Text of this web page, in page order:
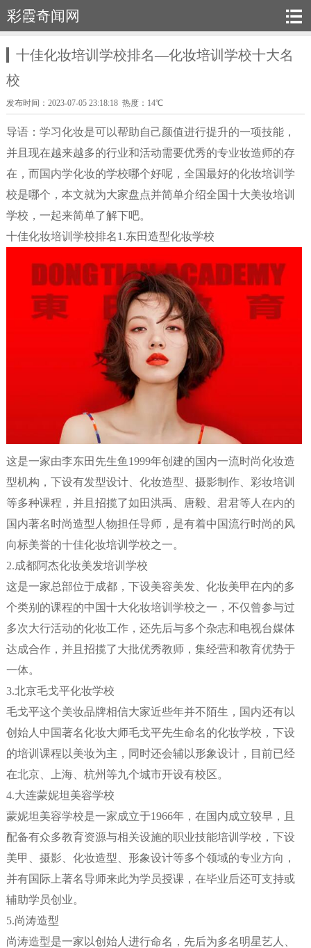
彩霞奇闻网
十佳化妆培训学校排名—化妆培训学校十大名
校
发布时间：2023-07-05 23:18:18 热度：14℃
导语：学习化妆是可以帮助自己颜值进行提升的一项技能，
并且现在越来越多的行业和活动需要优秀的专业妆造师的存
在，而国内学化妆的学校哪个好呢，全国最好的化妆培训学
校是哪个，本文就为大家盘点并简单介绍全国十大美妆培训
学校，一起来简单了解下吧。
十佳化妆培训学校排名1.东田造型化妆学校
这是一家由李东田先生鱼1999年创建的国内一流时尚化妆造
型机构，下设有发型设计、化妆造型、摄影制作、彩妆培训
等多种课程，并且招揽了如田洪禹、唐毅、君君等人在内的
国内著名时尚造型人物担任导师，是有着中国流行时尚的风
向标美誉的十佳化妆培训学校之一。
2.成都阿杰化妆美发培训学校
这是一家总部位于成都，下设美容美发、化妆美甲在内的多
个类别的课程的中国十大化妆培训学校之一，不仅曾参与过
多次大行活动的化妆工作，还先后与多个杂志和电视台媒体
达成合作，并且招揽了大批优秀教师，集经营和教育优势于
一体。
3.北京毛戈平化妆学校
毛戈平这个美妆品牌相信大家近些年并不陌生，国内还有以
创始人中国著名化妆大师毛戈平先生命名的化妆学校，下设
的培训课程以美妆为主，同时还会辅以形象设计，目前已经
在北京、上海、杭州等九个城市开设有校区。
4.大连蒙妮坦美容学校
蒙妮坦美容学校是一家成立于1966年，在国内成立较早，且
配备有众多教育资源与相关设施的职业技能培训学校，下设
美甲、摄影、化妆造型、形象设计等多个领域的专业方向，
并有国际上著名导师来此为学员授课，在毕业后还可支持或
辅助学员创业。
5.尚涛造型
尚涛造型是一家以创始人进行命名，先后为多名明星艺人、